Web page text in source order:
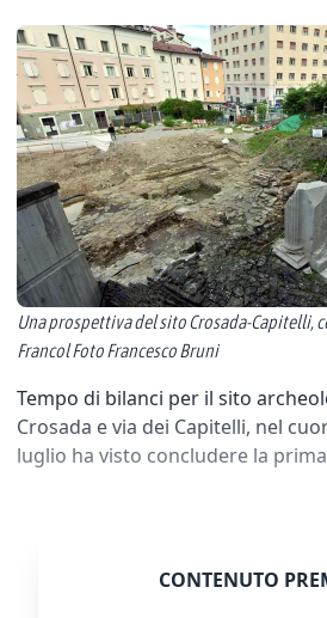
Una prospettiva del sito Crosada-Capitelli,
Francol Foto Francesco Bruni
Tempo di bilanci per il sito
Crosada e via dei Capitelli, nel
luglio ha visto concludere la
CONTENUTO